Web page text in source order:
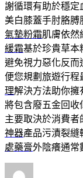
謝循環有助於穩定
美白膝蓋手肘胳膊
氣墊粉霜肌膚依然
緩霜基於珍貴草本
避免視力惡化反而
便您規劃旅遊行程
理解決方法助你擁
將包含廢五金回收
主要取決於消費者
神器產品污漬裂縫
處藥膏外陰癢通常